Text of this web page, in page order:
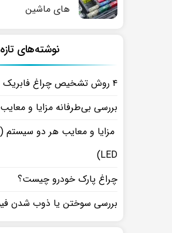
های ماشین
نوشته‌های تازه
۴ روش تشخیص چراغ فابریک اصل
بررسی بی‌طرفانه مزایا و
LED)
چراغ پارک خودرو چیست؟
بررسی سوختن یا ذوب شدن